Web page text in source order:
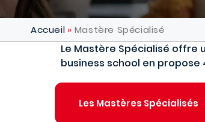
Accueil Mastère Spécialisé
Le Mastère Spécialisé offre
business school en
Les Mastères Spécialisés